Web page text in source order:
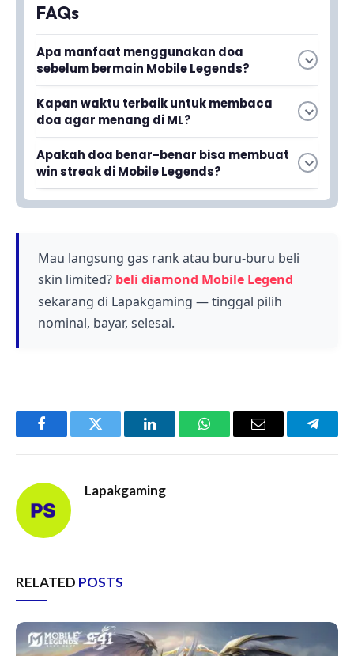
FAQs
Apa manfaat menggunakan doa
sebelum bermain Mobile Legends?
Doa dapat membantu kamu fokus, tenang,
dan berkonsentrasi lebih baik saat bermain.
Dengan pikiran yang jernih, kamu bisa membuat
keputusan strategis yang lebih baik untuk
meraih kemenangan.
Kapan waktu terbaik untuk membaca
doa agar menang di ML?
Waktu terbaik adalah sebelum kamu mulai
bermain, terutama sebelum masuk ke
pertandingan ranked. Kamu bisa membacanya
sambil menunggu matchmaking atau saat
Apakah doa benar-benar bisa membuat
win streak di Mobile Legends?
Doa lebih berfungsi untuk memberikan energi
skill bermain, strategi tim, dan kerja sama kamu
dengan rekan satu tim.
Mau langsung gas rank atau buru-buru beli
skin limited? beli diamond Mobile Legend
sekarang di Lapakgaming — tinggal pilih
nominal, bayar, selesai.
FacebookTwitter LinkedInWhatsAppEmail
Lapakgaming
RELATED POSTS